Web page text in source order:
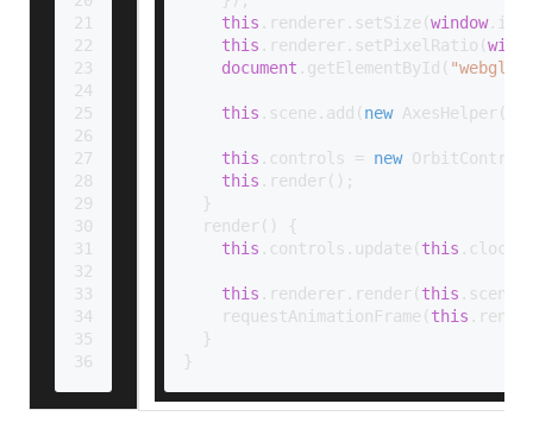
21
22
23
24
25
26
27
28
29
30
31
32
33
34
35
36
this . renderer . setSize (window.
this . renderer . setPixelRatio (
document . getElementById ( "webgl-
this . scene . add (new AxesHelper(
this . controls = new
this . render();
  }
render( ) {
this . controls . update (this . clock
this . renderer . render(this . scene
requestAnimationFrame (this .
  }
}